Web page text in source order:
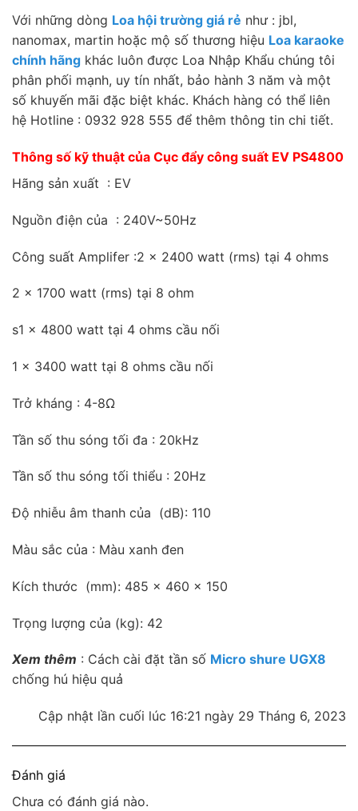
Với những dòng Loa hội trường giá rẻ như : jbl,
nanomax, martin hoặc mộ số thương hiệu Loa karaoke
chính hãng khác luôn được Loa Nhập Khẩu chúng tôi
phân phối mạnh, uy tín nhất, bảo hành 3 năm và một
số khuyến mãi đặc biệt khác. Khách hàng có thể liên
hệ Hotline : 0932 928 555 để thêm thông tin chi tiết.
Thông số kỹ thuật của Cục đẩy công suất EV PS4800
Hãng sản xuất : EV
Nguồn điện của : 240V~50Hz
Công suất Amplifer :2 x 2400 watt (rms) tại 4 ohms
2 x 1700 watt (rms) tại 8 ohm
s1 x 4800 watt tại 4 ohms cầu nối
1 x 3400 watt tại 8 ohms cầu nối
Trở kháng : 4-8Ω
Tần số thu sóng tối đa : 20kHz
Tần số thu sóng tối thiểu : 20Hz
Độ nhiễu âm thanh của (dB): 110
Màu sắc của : Màu xanh đen
Kích thước (mm): 485 x 460 x 150
Trọng lượng của (kg): 42
Xem thêm : Cách cài đặt tần số Micro shure UGX8
chống hú hiệu quả
Cập nhật lần cuối lúc 16:21 ngày 29 Tháng 6, 2023
Đánh giá
Chưa có đánh giá nào.